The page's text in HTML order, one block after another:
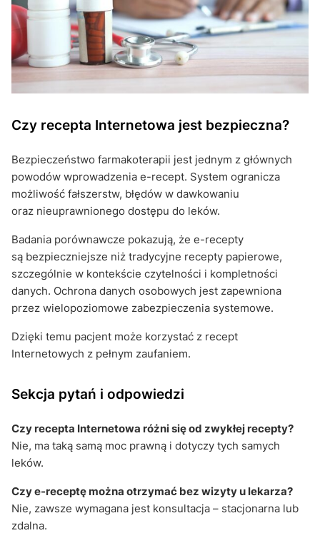
Czy recepta Internetowa jest bezpieczna?
Bezpieczeństwo farmakoterapii jest jednym z głównych
powodów wprowadzenia e-recept. System ogranicza
możliwość fałszerstw, błędów w dawkowaniu
oraz nieuprawnionego dostępu do leków.
Badania porównawcze pokazują, że e-recepty
są bezpieczniejsze niż tradycyjne recepty papierowe,
szczególnie w kontekście czytelności i kompletności
danych. Ochrona danych osobowych jest zapewniona
przez wielopoziomowe zabezpieczenia systemowe.
Dzięki temu pacjent może korzystać z recept
Internetowych z pełnym zaufaniem.
Sekcja pytań i odpowiedzi
Czy recepta Internetowa różni się od zwykłej recepty?
Nie, ma taką samą moc prawną i dotyczy tych samych
leków.
Czy e-receptę można otrzymać bez wizyty u lekarza?
Nie, zawsze wymagana jest konsultacja – stacjonarna lub
zdalna.